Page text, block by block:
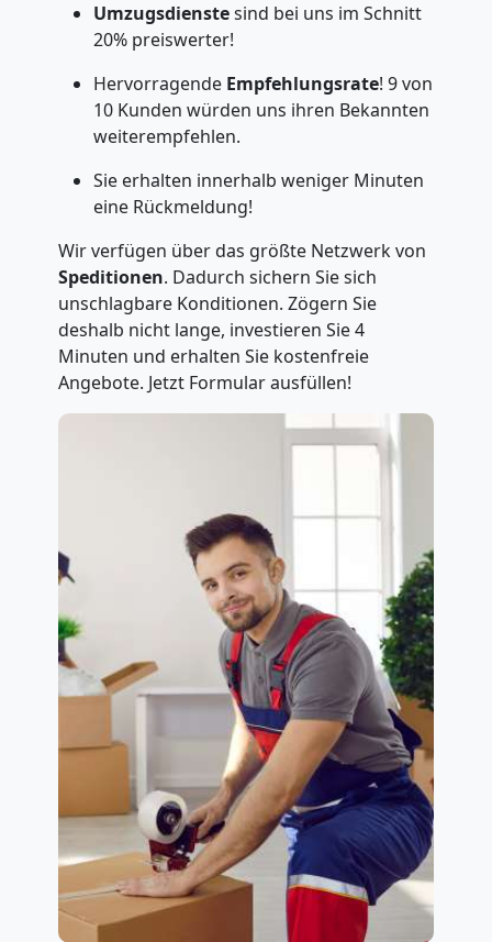
Umzugsdienstesind bei uns im Schnitt
20% preiswerter!
Hervorragende Empfehlungsrate! 9 von
10 Kunden würden uns ihren Bekannten
weiterempfehlen.
Sie erhalten innerhalb weniger Minuten
eine Rückmeldung!
Wir verfügen über das größte Netzwerk von
Speditionen. Dadurch sichern Sie sich
unschlagbare Konditionen. Zögern Sie
deshalb nicht lange, investieren Sie 4
Minuten und erhalten Sie kostenfreie
Angebote. Jetzt Formular ausfüllen!